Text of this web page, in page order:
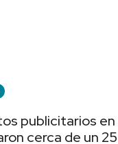
publicitarios en
cerca de un